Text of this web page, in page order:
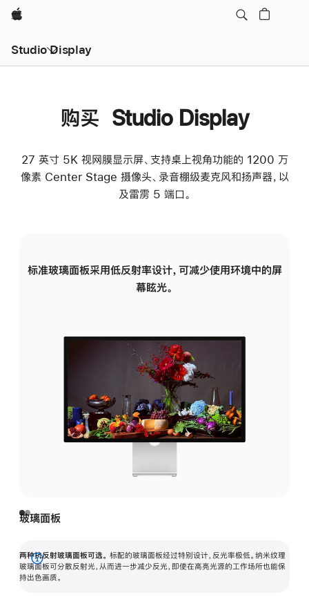
Apple
Studio Display
购买 Studio Display
27 英寸 5K 视网膜显示屏、支持桌上视角功能的 1200 万
像素 Center Stage 摄像头、录音棚级麦克风和扬声器，以
及雷雳 5 端口。
标准玻璃面板采用低反射率设计，可减少使用环境中的屏
幕眩光。
玻璃面板
两种抗反射玻璃面板可选。 标配的玻璃面板经过特别设计，反光率极低。纳米纹理
玻璃面板可分散反射光，从而进一步减少反光，即使在高亮光源的工作场所也能保
持出色画质。
展
开